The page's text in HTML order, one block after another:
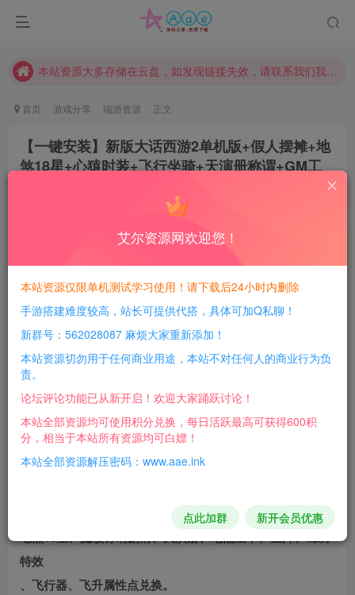
本站评论功能已从新开启！欢迎大家踊跃讨论！（用户每日活跃可得积分数量增加至600，加速获得更多免费资源！）
本站一律禁止以任何方式发布或转载任何违法的相关信息，访客发现请向站长举报
本网站的文章部分内容可能来源于网络，仅供大家学习与参考，如有侵权，请联系站长QQ466107887进行删除处理。
首页 游戏分享 端游资源 正文
【一键安装】新版大话西游2单机版+假人摆摊+地
煞18星+心猿时装+飞行坐骑+天演册称谓+GM工
每日活跃最高可获得600积分！所有资源可以使用
积分免费兑换！
游戏介绍：
助战玩法：角色一键召唤组队，免多开窗口，一个界面操作5
个
独立角色，当然也可以多开窗口操作
特色玩法：
地煞18星、魔改称谓剧情、天演册、地煞星卡、星阵、锦绣
特效
、飞行器、飞升属性点兑换。
艾尔资源网欢迎您！
本站资源仅限单机测试学习使用！请下载后24小时内删除
手游搭建难度较高，站长可提供代搭，具体可加Q私聊！
新群号：562028087 麻烦大家重新添加！
本站资源切勿用于任何商业用途，本站不对任何人的商业行为负
责。
论坛评论功能已从新开启！欢迎大家踊跃讨论！
本站全部资源均可使用积分兑换，每日活跃最高可获得600积
分，相当于本站所有资源均可白嫖！
本站全部资源解压密码：www.aae.ink
点此加群 新开会员优惠